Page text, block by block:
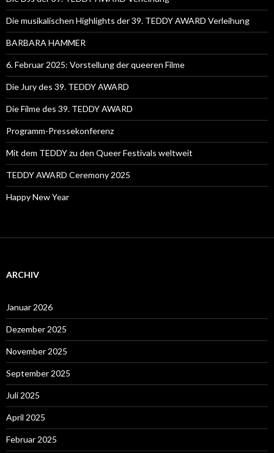
Die musikalischen Highlights der 39. TEDDY AWARD Verleihung
BARBARA HAMMER
6. Februar 2025: Vorstellung der queeren Filme
Die Jury des 39. TEDDY AWARD
Die Filme des 39. TEDDY AWARD
Programm-Pressekonferenz
Mit dem TEDDY zu den Queer Festivals weltweit
TEDDY AWARD Ceremony 2025
Happy New Year
ARCHIV
Januar 2026
Dezember 2025
November 2025
September 2025
Juli 2025
April 2025
Februar 2025